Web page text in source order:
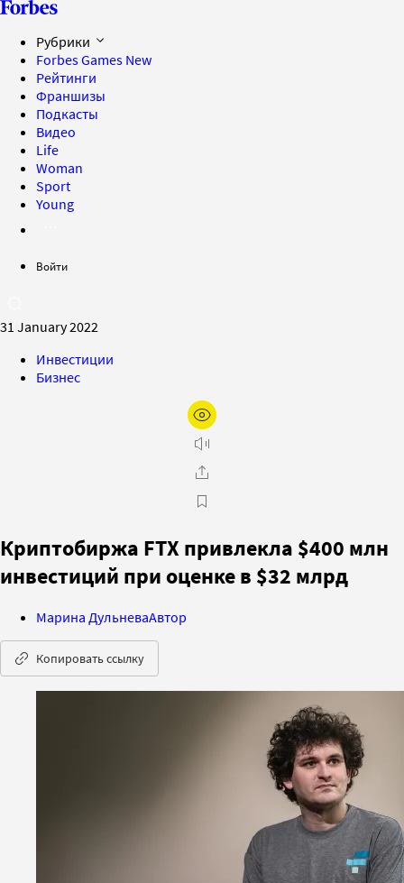
Рубрики
Forbes Games New
Рейтинги
Франшизы
Подкасты
Видео
Life
Woman
Sport
Young
Войти
31 January 2022
Инвестиции
Бизнес
Криптобиржа FTX привлекла $400 млн
инвестиций при оценке в $32 млрд
Марина ДульневаАвтор
Копировать ссылку